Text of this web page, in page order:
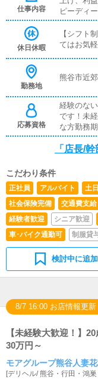
仕事内容
ピーディ
の出店に
の力が必
術・資格
休日休暇
【シフト
てはお気
勤務地
熊谷市近
応募資格
経験のな
です！未
な方勤務期間 当社規定にて面談上決定、研修
期間最高
あなたの
「店長/幹
こだわり条件
正社員 アルバイト 土
社会保険完備
交通費支給
経験者歓迎
シニア歓迎
車･バイク通勤可
制服貸
検討中に追加
8/7 16:00 お店情報更新
【未経験大歓迎！】
30万円～
モアグループ熊谷人妻
[デリヘル/熊谷・行田・鴻